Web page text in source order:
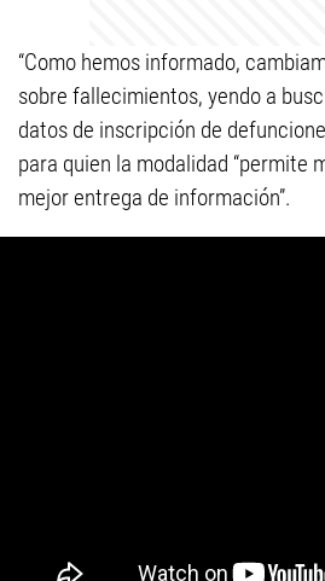
“Como hemos informado,
sobre fallecimientos, yendo a
datos de inscripción de
para quien la modalidad “permite
mejor entrega de información”.